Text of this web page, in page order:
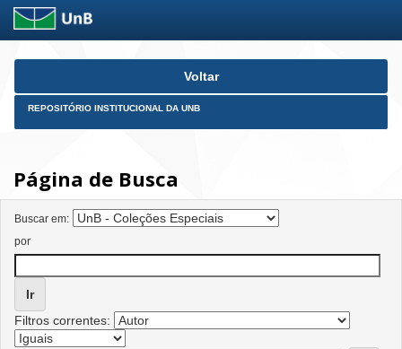
Skip
Voltar
REPOSITÓRIO INSTITUCIONAL DA UNB
Página de Busca
Buscar em:
por
Filtros correntes: